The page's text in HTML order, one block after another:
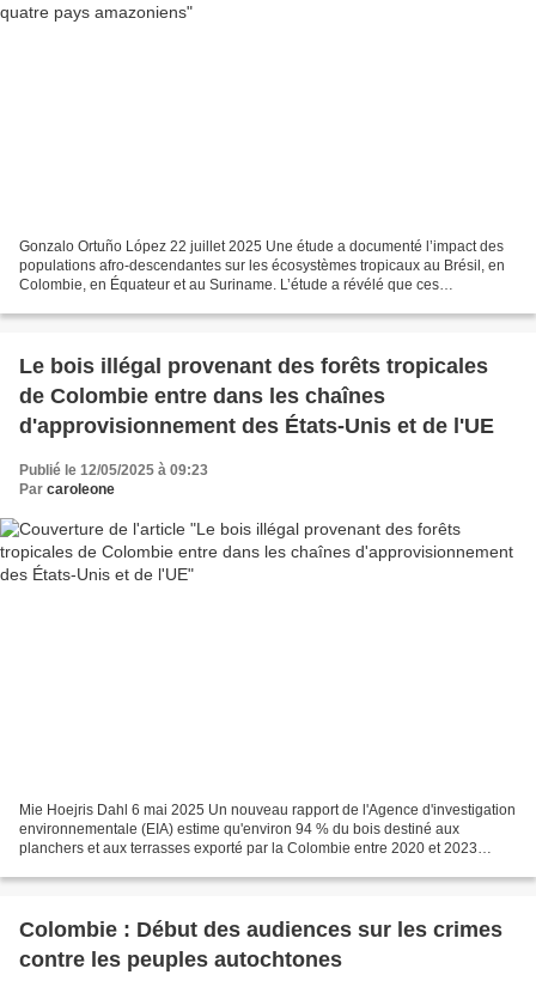
Gonzalo Ortuño López 22 juillet 2025 Une étude a documenté l’impact des
populations afro-descendantes sur les écosystèmes tropicaux au Brésil, en
Colombie, en Équateur et au Suriname. L’étude a révélé que ces
Le bois illégal provenant des forêts tropicales
de Colombie entre dans les chaînes
d'approvisionnement des États-Unis et de l'UE
Publié le 12/05/2025 à 09:23
Par caroleone
Mie Hoejris Dahl 6 mai 2025 Un nouveau rapport de l'Agence d'investigation
environnementale (EIA) estime qu'environ 94 % du bois destiné aux
planchers et aux terrasses exporté par la Colombie entre 2020 et 2023
Colombie : Début des audiences sur les crimes
contre les peuples autochtones